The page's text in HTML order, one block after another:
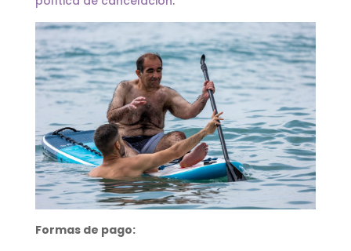
120 €
AUTOCAR +
ALMUERZO +
MONITORES
Monitor
acompañamiento
30 €
Formas de pago: